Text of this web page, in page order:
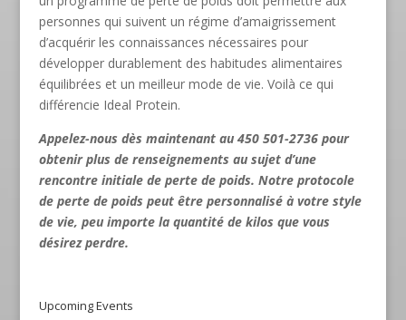
personnes qui suivent un régime d’amaigrissement
d’acquérir les connaissances nécessaires pour
développer durablement des habitudes alimentaires
équilibrées et un meilleur mode de vie. Voilà ce qui
différencie Ideal Protein.
Appelez-nous dès maintenant au 450 501-2736 pour
obtenir plus de renseignements au sujet d’une
rencontre initiale de perte de poids. Notre protocole
de perte de poids peut être personnalisé à votre style
de vie, peu importe la quantité de kilos que vous
désirez perdre.
Upcoming Events